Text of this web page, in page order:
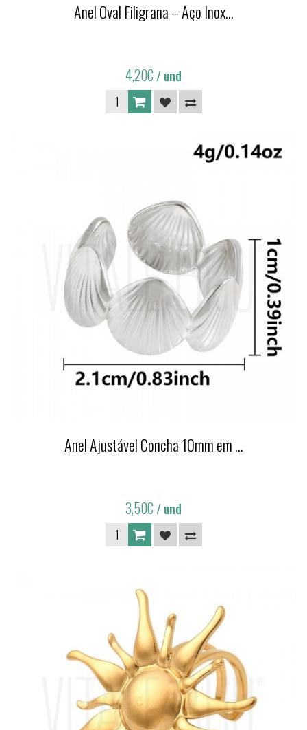
Anel Oval Filigrana – Aço Inox...
4,20€/ und
Anel Ajustável Concha 10mm em ...
3,50€/ und